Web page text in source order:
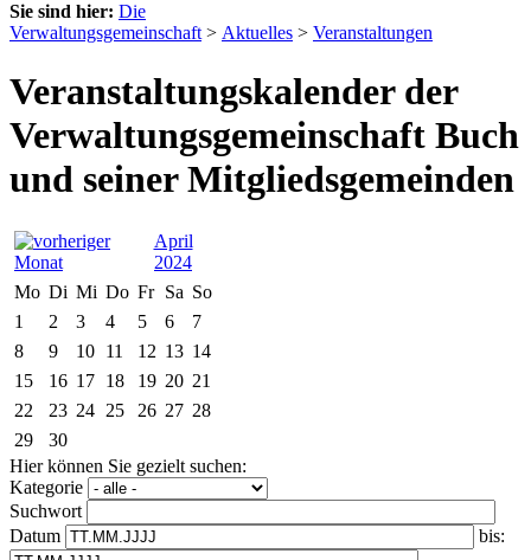
Sie sind hier: Die
Verwaltungsgemeinschaft > Aktuelles > Veranstaltungen
Veranstaltungskalender der
Verwaltungsgemeinschaft Buch
und seiner Mitgliedsgemeinden
April
2024
Mo Di Mi Do Fr Sa So
1
2 3 4 5 6
7
8
9 10 11 12 13 14
15
16 17 18 19 20 21
22
23 24 25 26 27 28
29
30
Hier können Sie gezielt suchen:
Kategorie
Suchwort
Datum
bis: